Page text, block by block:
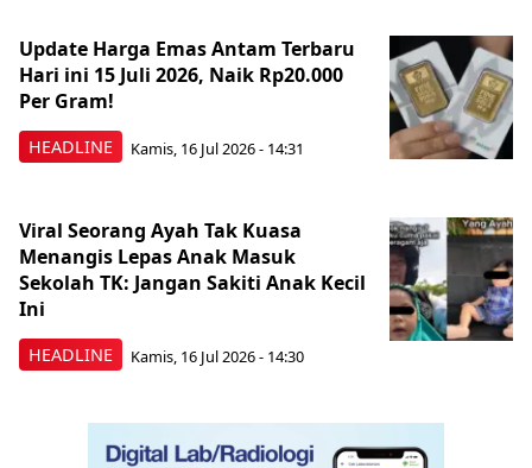
HEADLINE
Update Harga Emas Antam Terbaru
Hari ini 15 Juli 2026, Naik Rp20.000
Per Gram!
Kamis, 16 Jul 2026 - 14:31
HEADLINE
Viral Seorang Ayah Tak Kuasa
Menangis Lepas Anak Masuk
Sekolah TK: Jangan Sakiti Anak Kecil
Ini
Kamis, 16 Jul 2026 - 14:30